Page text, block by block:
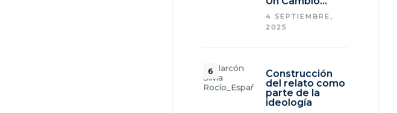
4 SEPTIEMBRE,
2025
Construcción
del relato como
parte de la
ideología